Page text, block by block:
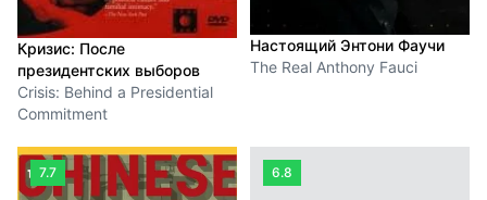
Кризис: После
президентских выборов
Crisis: Behind a Presidential
Commitment
Настоящий Энтони Фаучи
The Real Anthony Fauci
7.7 6.8